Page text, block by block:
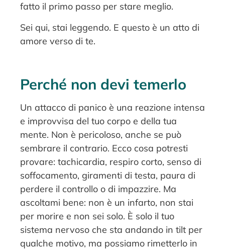
fatto il primo passo per stare meglio.
Sei qui, stai leggendo. E questo è un atto di
amore verso di te.
Perché non devi temerlo
Un attacco di panico è una reazione intensa
e improvvisa del tuo corpo e della tua
mente. Non è pericoloso, anche se può
sembrare il contrario. Ecco cosa potresti
provare: tachicardia, respiro corto, senso di
soffocamento, giramenti di testa, paura di
perdere il controllo o di impazzire. Ma
ascoltami bene: non è un infarto, non stai
per morire e non sei solo. È solo il tuo
sistema nervoso che sta andando in tilt per
qualche motivo, ma possiamo rimetterlo in